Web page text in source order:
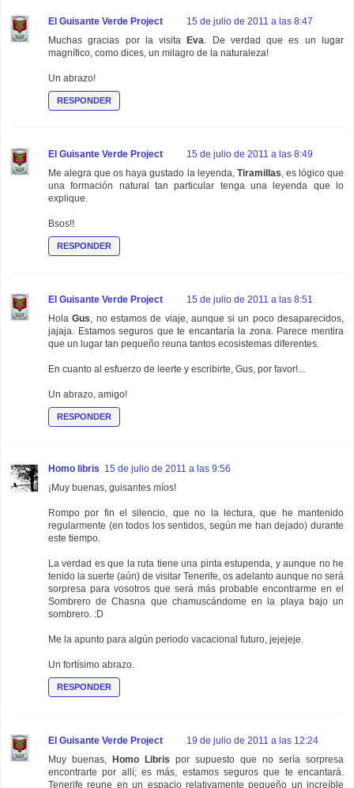
El Guisante Verde Project
15 de julio de 2011 a las 8:47
Muchas gracias por la visita
Eva. De verdad que es un lugar
magnífico, como dices, un milagro de la naturaleza!
Un abrazo!
RESPONDER
El Guisante Verde Project
15 de julio de 2011 a las 8:49
Me alegra que os haya gustado la leyenda, Tiramillas, es lógico que
una formación natural tan particular tenga una leyenda que lo
explique.
Bsos!!
RESPONDER
El Guisante Verde Project
15 de julio de 2011 a las 8:51
HolaGus, no estamos de viaje, aunque si un poco desaparecidos,
jajaja. Estamos seguros que te encantaría la zona. Parece mentira
que un lugar tan pequeño reuna tantos ecosistemas diferentes.
En cuanto al esfuerzo de leerte y escribirte, Gus, por favor!...
Un abrazo, amigo!
RESPONDER
Homo libris 15 de julio de 2011 a las 9:56
¡Muy buenas, guisantes míos!
Rompo por fin el silencio, que no la lectura, que he mantenido
regularmente (en todos los sentidos, según me han dejado) durante
este tiempo.
La verdad es que la ruta tiene una pinta estupenda, y aunque no he
tenido la suerte (aún) de visitar Tenerife, os adelanto aunque no será
sorpresa para vosotros que será más probable encontrarme en el
Sombrero de Chasna que chamuscándome en la playa bajo un
sombrero. :D
Me la apunto para algún periodo vacacional futuro, jejejeje.
Un fortísimo abrazo.
RESPONDER
El Guisante Verde Project
19 de julio de 2011 a las 12:24
Muy buenas,
Homo Libris por supuesto que no sería sorpresa
encontrarte por allí; es más, estamos seguros que te encantará.
Tenerife reune en un espacio relativamente pequeño un increíble